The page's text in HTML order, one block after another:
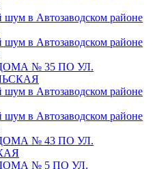
в Автозаводском районе
в Автозаводском районе
№ 35 ПО УЛ.
в Автозаводском районе
в Автозаводском районе
№ 43 ПО УЛ.
№ 5 ПО УЛ.